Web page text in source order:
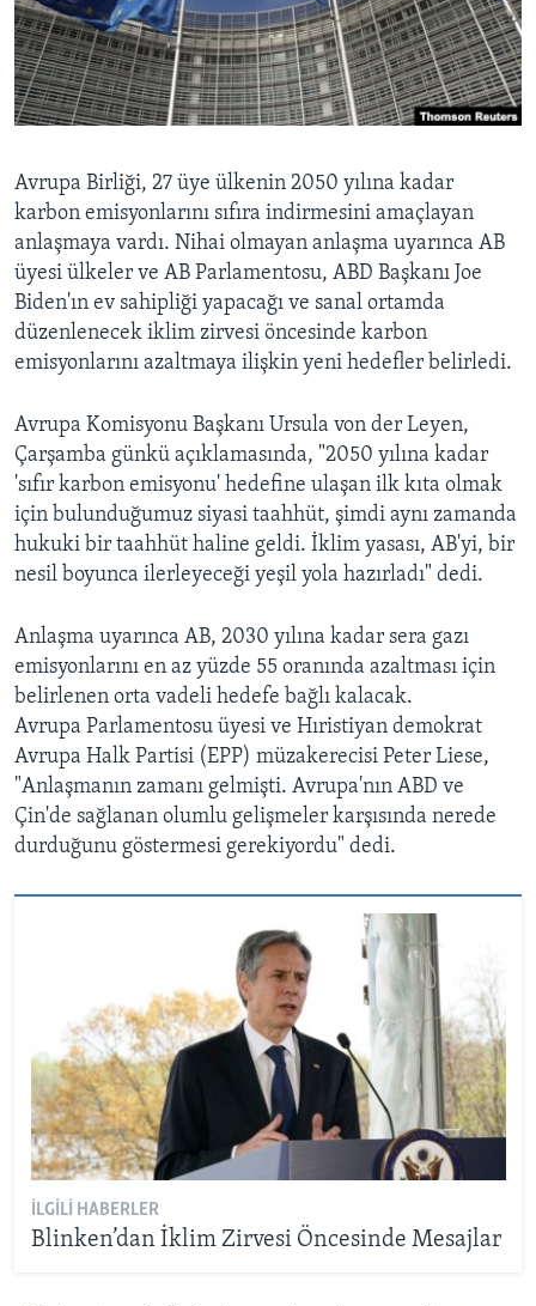
HAYATTAN
SANAT
BIZI TAKIP EDIN
Diller
Avrupa Birliği, 27 üye ülkenin 2050 yılına kadar
karbon emisyonlarını sıfıra indirmesini amaçlayan
anlaşmaya vardı. Nihai olmayan anlaşma uyarınca AB
üyesi ülkeler ve AB Parlamentosu, ABD Başkanı Joe
Biden'ın ev sahipliği yapacağı ve sanal ortamda
düzenlenecek iklim zirvesi öncesinde karbon
emisyonlarını azaltmaya ilişkin yeni hedefler belirledi.
Avrupa Komisyonu Başkanı Ursula von der Leyen,
Çarşamba günkü açıklamasında, "2050 yılına kadar
'sıfır karbon emisyonu' hedefine ulaşan ilk kıta olmak
için bulunduğumuz siyasi taahhüt, şimdi aynı zamanda
hukuki bir taahhüt haline geldi. İklim yasası, AB'yi, bir
nesil boyunca ilerleyeceği yeşil yola hazırladı" dedi.
Anlaşma uyarınca AB, 2030 yılına kadar sera gazı
emisyonlarını en az yüzde 55 oranında azaltması için
belirlenen orta vadeli hedefe bağlı kalacak.
Avrupa Parlamentosu üyesi ve Hıristiyan demokrat
Avrupa Halk Partisi (EPP) müzakerecisi Peter Liese,
"Anlaşmanın zamanı gelmişti. Avrupa'nın ABD ve
Çin'de sağlanan olumlu gelişmeler karşısında nerede
durduğunu göstermesi gerekiyordu" dedi.
İLGILI HABERLER
Blinken’dan İklim Zirvesi Öncesinde Mesajlar